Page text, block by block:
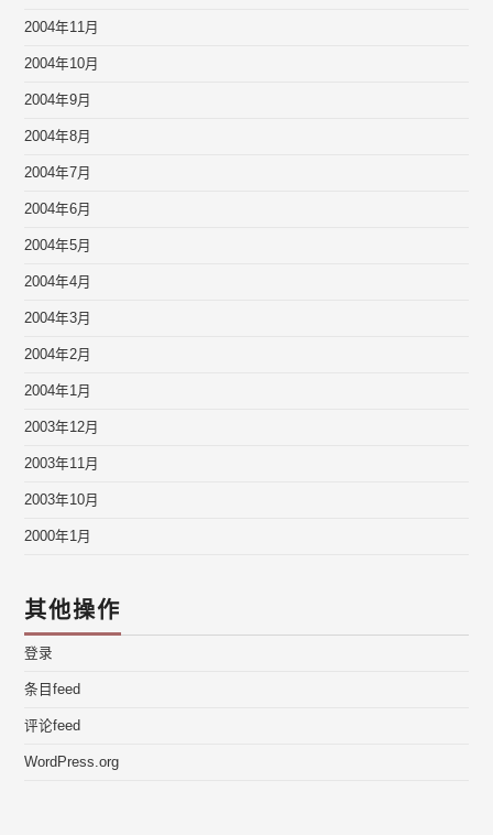
2004年11月
2004年10月
2004年9月
2004年8月
2004年7月
2004年6月
2004年5月
2004年4月
2004年3月
2004年2月
2004年1月
2003年12月
2003年11月
2003年10月
2000年1月
其他操作
登录
条目feed
评论feed
WordPress.org